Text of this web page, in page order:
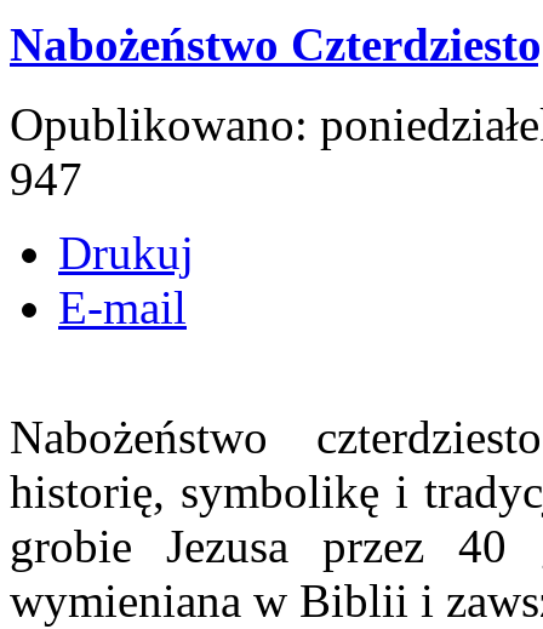
Nabożeństwo
Opublikowano:
947
Drukuj
E-mail
Nabożeństwo
historię, symbolikę i
grobie Jezusa przez
wymieniana w Biblii i